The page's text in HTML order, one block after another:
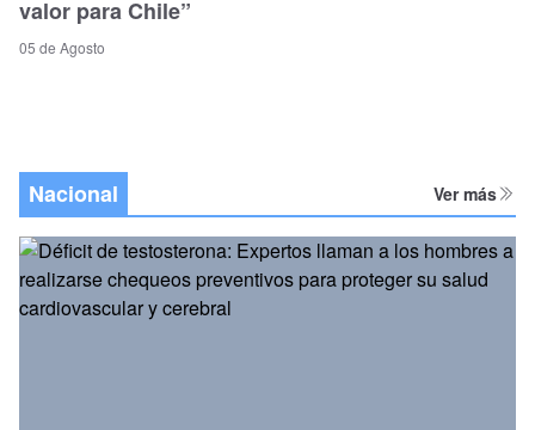
valor para Chile”
05 de Agosto
Nacional Ver más